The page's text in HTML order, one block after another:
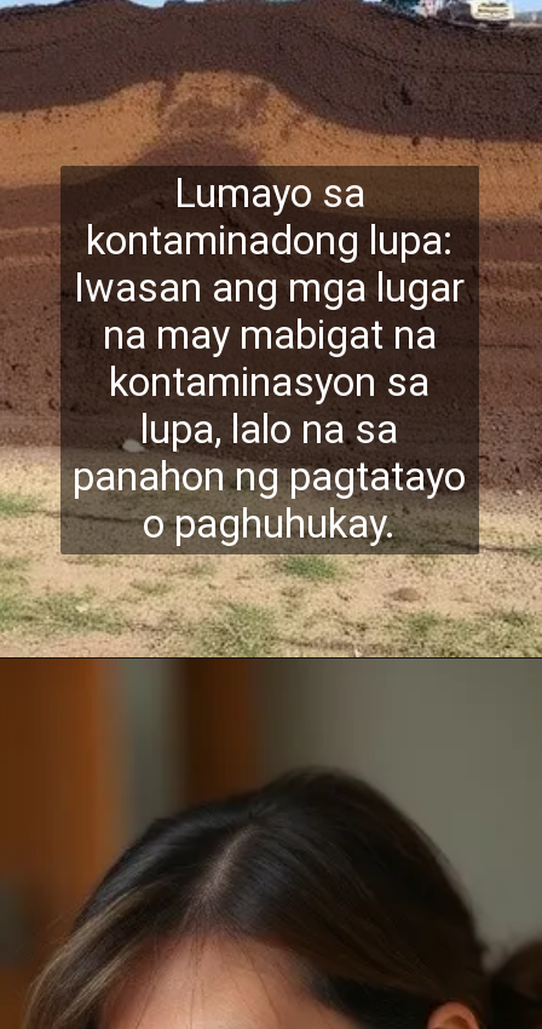
Lumayo sa
kontaminadong lupa:
Iwasan ang mga lugar
na may mabigat na
kontaminasyon sa
lupa, lalo na sa
panahon ng pagtatayo
o paghuhukay.